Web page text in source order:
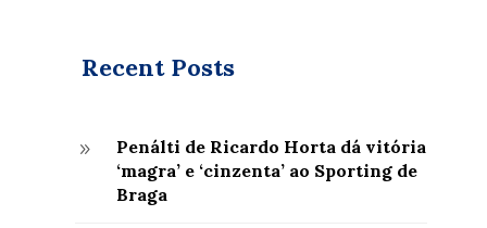
Recent Posts
9
Penálti de Ricardo Horta dá vitória
‘magra’ e ‘cinzenta’ ao Sporting de
Braga